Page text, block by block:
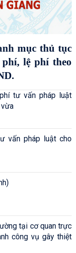
mục thủ tục
lệ phí theo
tư vấn pháp luật
vừa
vấn pháp luật cho
tại cơ quan trực
công vụ gây thiệt